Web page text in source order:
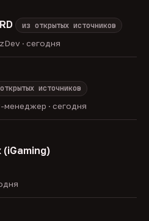
из открытых источников
· сегодня
источников
· сегодня
(iGaming)